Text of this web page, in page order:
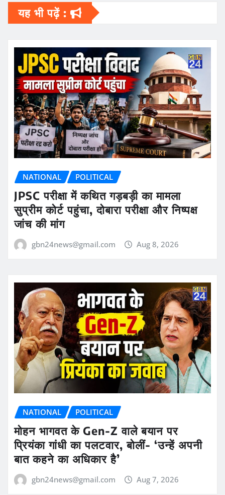
यह भी पढ़ें :
NATIONAL POLITICAL
JPSC परीक्षा में कथित गड़बड़ी का मामला
सुप्रीम कोर्ट पहुंचा, दोबारा परीक्षा और निष्पक्ष
जांच की मांग
gbn24news@gmail.com Aug 8, 2026
NATIONAL POLITICAL
मोहन भागवत के Gen-Z वाले बयान पर
प्रियंका गांधी का पलटवार, बोलीं- ‘उन्हें अपनी
बात कहने का अधिकार है’
gbn24news@gmail.com Aug 7, 2026